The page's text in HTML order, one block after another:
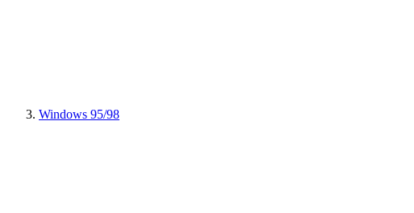
Windows 95/98